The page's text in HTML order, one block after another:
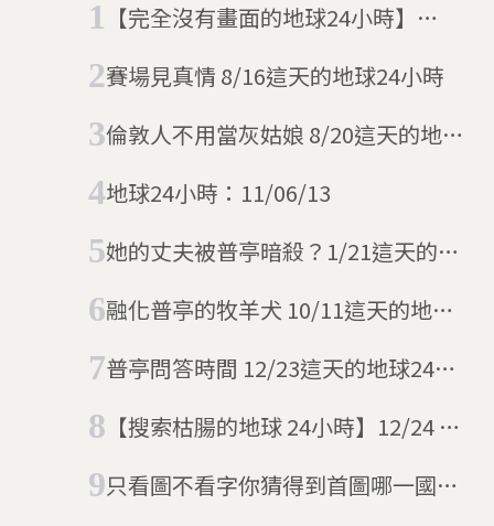
【完全沒有畫面的地球24小時】
賽場見真情 8/16這天的地球24小時
倫敦人不用當灰姑娘 8/20這天的地球
地球24小時：11/06/13
她的丈夫被普亭暗殺？1/21這天的地
融化普亭的牧羊犬 10/11這天的地球
普亭問答時間 12/23這天的地球24小
【搜索枯腸的地球 24小時】12/24 普
只看圖不看字你猜得到首圖哪一國嗎